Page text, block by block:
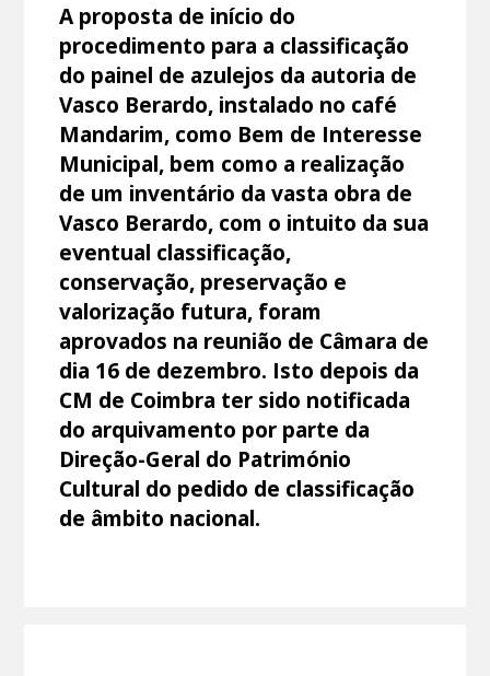
A proposta de início do
procedimento para a classificação
do painel de azulejos da autoria de
Vasco Berardo, instalado no café
Mandarim, como Bem de Interesse
Municipal, bem como a realização
de um inventário da vasta obra de
Vasco Berardo, com o intuito da sua
eventual classificação,
conservação, preservação e
valorização futura, foram
aprovados na reunião de Câmara de
dia 16 de dezembro. Isto depois da
CM de Coimbra ter sido notificada
do arquivamento por parte da
Direção-Geral do Património
Cultural do pedido de classificação
de âmbito nacional.